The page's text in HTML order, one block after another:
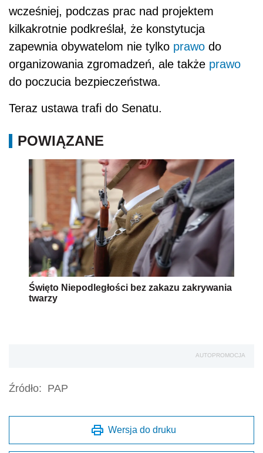
wcześniej, podczas prac nad projektem
kilkakrotnie podkreślał, że konstytucja
zapewnia obywatelom nie tylko prawo do
organizowania zgromadzeń, ale także prawo
do poczucia bezpieczeństwa.
Teraz ustawa trafi do Senatu.
POWIĄZANE
Święto Niepodległości bez zakazu zakrywania
twarzy
AUTOPROMOCJA
Źródło: PAP
Wersja do druku